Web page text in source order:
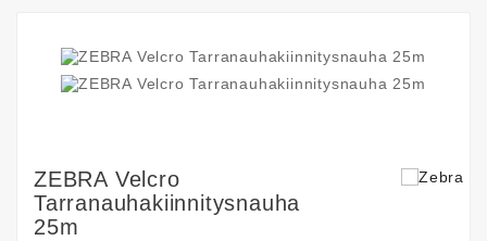
ZEBRA Velcro
Tarranauhakiinnitysnauha
25m